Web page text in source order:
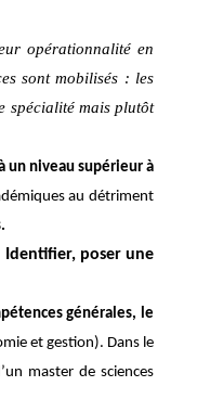
opérationnalité en
sont mobilisés : les
spécialité mais plutôt
un niveau supérieur à
au détriment
Identifier, poser une
générales, le
et gestion). Dans le
master de sciences